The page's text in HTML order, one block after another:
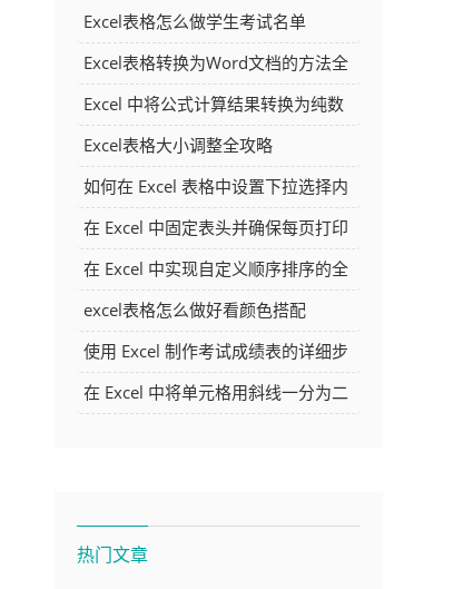
Excel表格怎么做学生考试名单
Excel表格转换为Word文档的方法全
解析
Excel 中将公式计算结果转换为纯数
字的多种方法
Excel表格大小调整全攻略
如何在 Excel 表格中设置下拉选择内
容
在 Excel 中固定表头并确保每页打印
时都显示表头的方法详解
在 Excel 中实现自定义顺序排序的全
面指南
excel表格怎么做好看颜色搭配
使用 Excel 制作考试成绩表的详细步
骤及技巧
在 Excel 中将单元格用斜线一分为二
热门文章